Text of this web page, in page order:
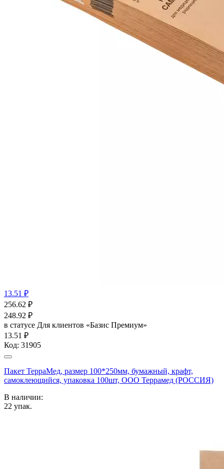
13.51 ₽
256.62 ₽
248.92 ₽
в статусе Для клиентов «Базис Премиум»
13.51 ₽
Код: 31905
Пакет ТерраМед, размер 100*250мм, бумажный, крафт,
самоклеющийся, упаковка 100шт, ООО Террамед (РОССИЯ)
В наличии:
22 упак.